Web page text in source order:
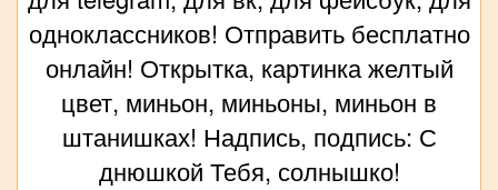
одноклассников! Отправить бесплатно
онлайн! Открытка, картинка желтый
цвет, миньон, миньоны, миньон в
штанишках! Надпись, подпись: С
днюшкой Тебя, солнышко!